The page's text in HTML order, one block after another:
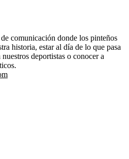
comunicación donde los pinteños
historia, estar al día de lo que pasa
deportistas o conocer a